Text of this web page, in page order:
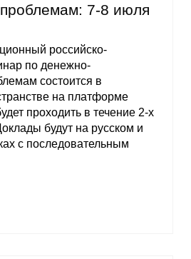
7-8 июля
российско-
по денежно-
состоится в
на платформе
проходить в течение 2-х
будут на русском и
с последовательным